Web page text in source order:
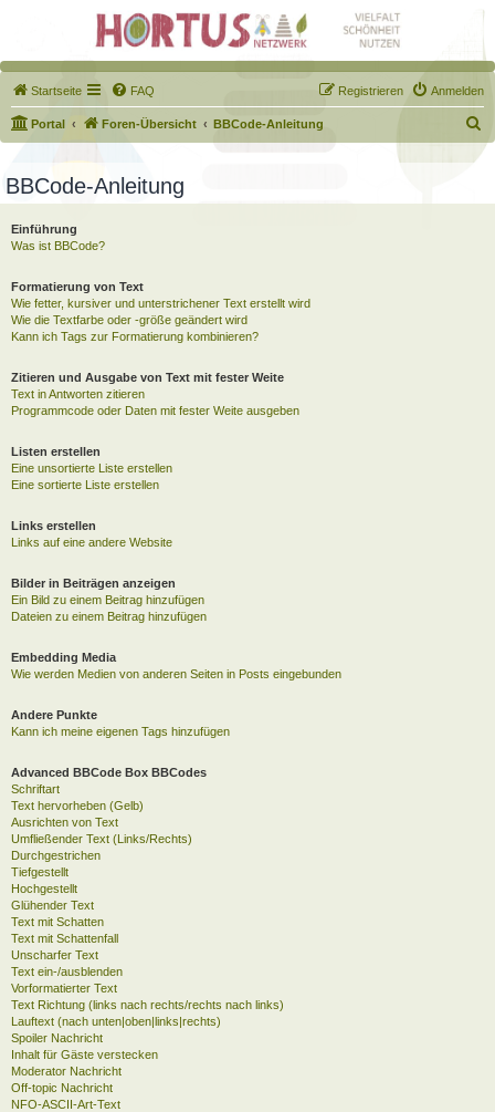
Startseite FAQ Anmelden
Registrieren
Portal Foren-Übersicht BBCode-Anleitung
u
h
BBCode-Anleitung
Einführung
Was ist BBCode?
Formatierung von Text
Wie fetter, kursiver und unterstrichener Text erstellt wird
Wie die Textfarbe oder -größe geändert wird
Kann ich Tags zur Formatierung kombinieren?
Zitieren und Ausgabe von Text mit fester Weite
Text in Antworten zitieren
Programmcode oder Daten mit fester Weite ausgeben
Listen erstellen
Eine unsortierte Liste erstellen
Eine sortierte Liste erstellen
Links erstellen
Links auf eine andere Website
Bilder in Beiträgen anzeigen
Ein Bild zu einem Beitrag hinzufügen
Dateien zu einem Beitrag hinzufügen
Embedding Media
Wie werden Medien von anderen Seiten in Posts eingebunden
Andere Punkte
Kann ich meine eigenen Tags hinzufügen
Advanced BBCode Box BBCodes
Schriftart
Text hervorheben (Gelb)
Ausrichten von Text
Umfließender Text (Links/Rechts)
Durchgestrichen
Tiefgestellt
Hochgestellt
Glühender Text
Text mit Schatten
Text mit Schattenfall
Unscharfer Text
Text ein-/ausblenden
Vorformatierter Text
Text Richtung (links nach rechts/rechts nach links)
Lauftext (nach unten|oben|links|rechts)
Spoiler Nachricht
Inhalt für Gäste verstecken
Moderator Nachricht
Off-topic Nachricht
NFO-ASCII-Art-Text